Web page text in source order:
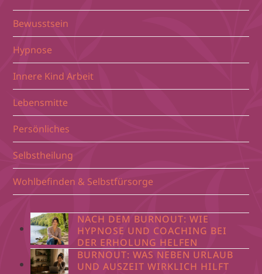
Bewusstsein
Hypnose
Innere Kind Arbeit
Lebensmitte
Persönliches
Selbstheilung
Wohlbefinden & Selbstfürsorge
NACH DEM BURNOUT: WIE
HYPNOSE UND COACHING BEI
DER ERHOLUNG HELFEN
BURNOUT: WAS NEBEN URLAUB
UND AUSZEIT WIRKLICH HILFT